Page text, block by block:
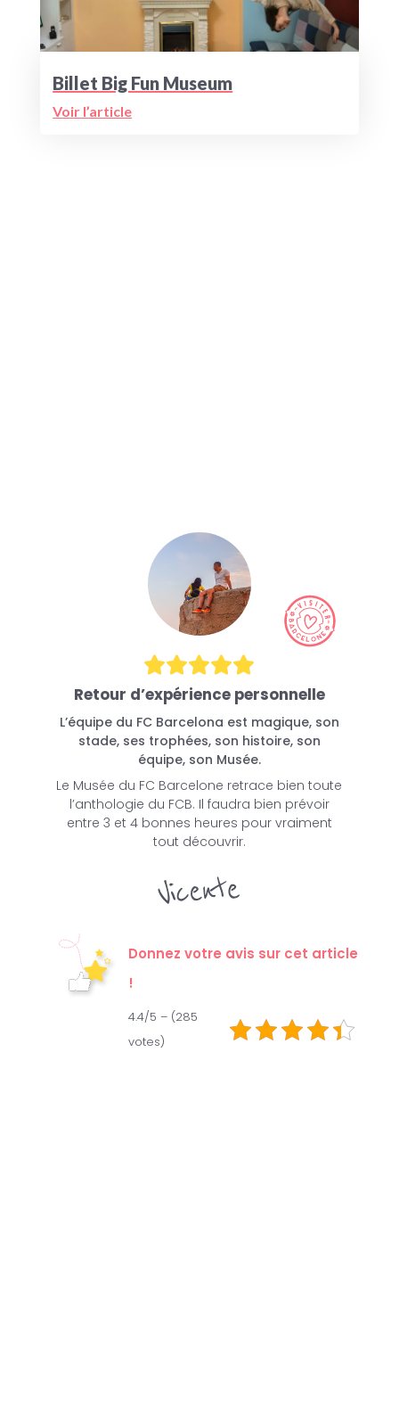
Billet Big Fun Museum
Voir l’article
Retour d’expérience personnelle
L’équipe du FC Barcelona est magique, son
stade, ses trophées, son histoire, son
équipe, son Musée.
Le Musée du FC Barcelone retrace bien toute
l’anthologie du FCB. Il faudra bien prévoir
entre 3 et 4 bonnes heures pour vraiment
tout découvrir.
Donnez votre avis sur cet article
!
4.4/5 – (285
votes)